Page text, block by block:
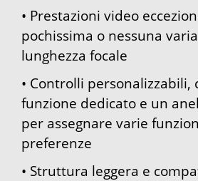
• Prestazioni video
pochissima o nessuna
lunghezza focale
• Controlli personalizzabili,
funzione dedicato e un
per assegnare varie
preferenze
• Struttura leggera e